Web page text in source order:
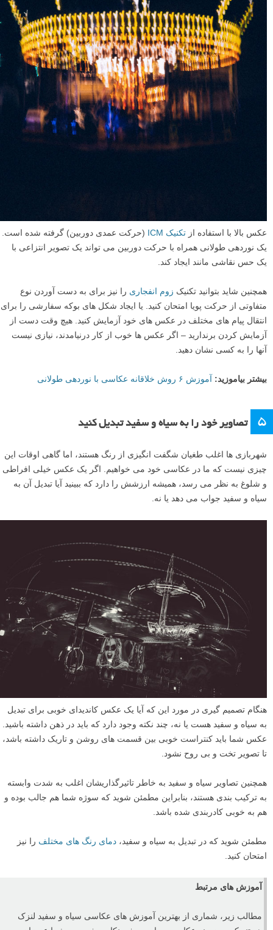
عکس بالا با استفاده از تکنیک ICM
(حرکت عمدی دوربین) گرفته شده است.
یک نوردهی طولانی همراه با حرکت دوربین می تواند یک تصویر انتزاعی با
یک حس نقاشی مانند ایجاد کند.
همچنین شاید بتوانید تکنیک زوم انفجاری را نیز برای به دست آوردن نوع
متفاوتی از حرکت پویا امتحان کنید. یا ایجاد شکل های بوکه سفارشی را برای
انتقال پیام های مختلف در عکس های خود آزمایش کنید. هیچ وقت دست از
آزمایش کردن برندارید – اگر عکس ها خوب از کار درنیامدند، نیازی نیست
آنها را به کسی نشان دهید.
بیشتر بیاموزید: آموزش ۶ روش خلاقانه عکاسی با نوردهی طولانی
۵ تصاویر خود را به سیاه و سفید تبدیل کنید
شهربازی ها اغلب طغیان شگفت انگیزی از رنگ هستند، اما گاهی اوقات این
چیزی نیست که ما در عکاسی خود می خواهیم. اگر یک عکس خیلی افراطی
و شلوغ به نظر می رسد، همیشه ارزشش را دارد که ببینید آیا تبدیل آن به
سیاه و سفید جواب می دهد یا نه.
هنگام تصمیم گیری در مورد این که آیا یک عکس کاندیدای خوبی برای تبدیل
به سیاه و سفید هست یا نه، چند نکته وجود دارد که باید در ذهن داشته باشید.
عکس شما باید کنتراست خوبی بین قسمت های روشن و تاریک داشته باشد،
تا تصویر تخت و بی روح نشود.
همچنین تصاویر سیاه و سفید به خاطر تاثیرگذاریشان اغلب به شدت وابسته
به ترکیب بندی هستند، بنابراین مطمئن شوید که سوژه شما هم جالب بوده و
هم به خوبی کادربندی شده باشد.
مطمئن شوید که در تبدیل به سیاه و سفید، دمای رنگ های مختلف را نیز
امتحان کنید.
آموزش های مرتبط
مطالب زیر، شماری از بهترین آموزش های عکاسی سیاه و سفید لنزک